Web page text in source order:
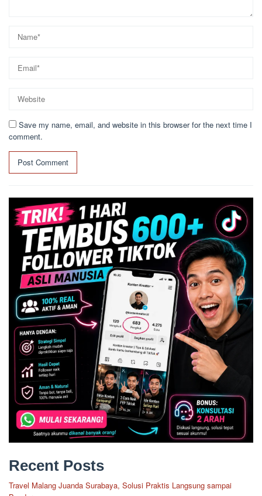
Save my name, email, and website in this browser for the next time I
comment.
Recent Posts
Travel Malang Juanda Surabaya, Solusi Praktis Langsung sampai